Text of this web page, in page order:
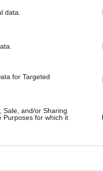
data.
for Targeted
Sale, and/or Sharing
Purposes for which it
para
para los primeros